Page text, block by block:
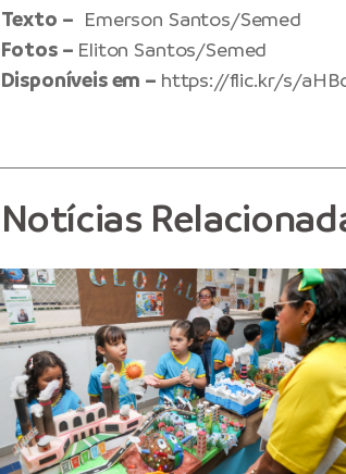
Texto – Emerson Santos/Semed
Fotos – Eliton Santos/Semed
Disponíveis em – https://flic.kr/s/
Notícias